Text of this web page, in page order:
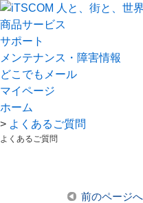
商品サービス
サポート
メンテナンス・障害情報
どこでもメール
マイページ
ホーム
> よくあるご質問
よくあるご質問
前のページ